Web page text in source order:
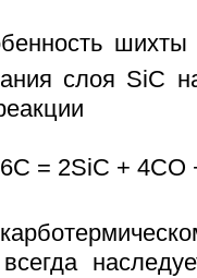
слоя SiC
= 2SiC + 4CO